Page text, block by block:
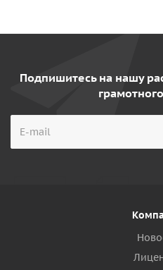
Подпишитесь на нашу